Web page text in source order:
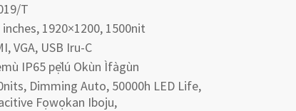
T
inches, 1920×1200, 1500nit
VGA, USB Iru-C
IP65 pẹ̀lú Okùn Ìfàgùn
Dimming Auto, 50000h LED Life,
Fọwọkan Iboju,